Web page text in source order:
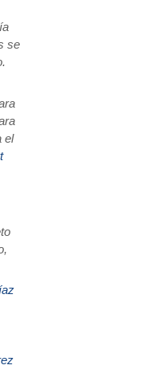
se
el